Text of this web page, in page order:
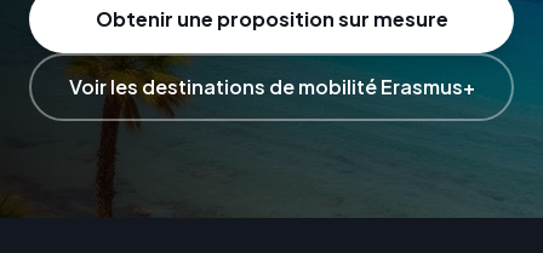
Obtenir une proposition sur mesure
Voir les destinations de mobilité Erasmus+